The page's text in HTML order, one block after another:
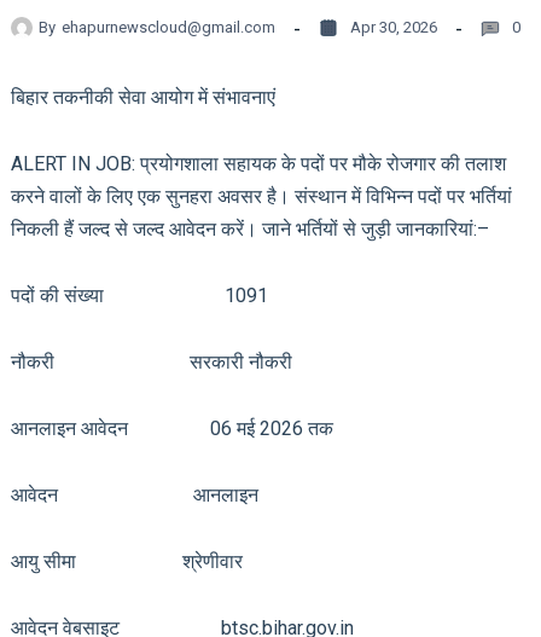
By ehapurnewscloud@gmail.com Apr 30, 2026 0
बिहार तकनीकी सेवा आयोग में संभावनाएं
ALERT IN JOB: प्रयोगशाला सहायक के पदों पर मौके रोजगार की तलाश
करने वालों के लिए एक सुनहरा अवसर है। संस्थान में विभिन्न पदों पर भर्तियां
निकली हैं जल्द से जल्द आवेदन करें। जाने भर्तियों से जुड़ी जानकारियां:–
पदों की संख्या 1091
नौकरी सरकारी नौकरी
आनलाइन आवेदन 06 मई 2026 तक
आवेदन आनलाइन
आयु सीमा श्रेणीवार
आवेदन वेबसाइट btsc.bihar.gov.in